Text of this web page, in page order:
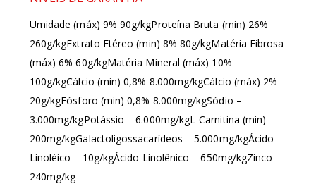
Umidade (máx) 9% 90g/kgProteína Bruta (min) 26%
260g/kgExtrato Etéreo (min) 8% 80g/kgMatéria Fibrosa
(máx) 6% 60g/kgMatéria Mineral (máx) 10%
100g/kgCálcio (min) 0,8% 8.000mg/kgCálcio (máx) 2%
20g/kgFósforo (min) 0,8% 8.000mg/kgSódio –
3.000mg/kgPotássio – 6.000mg/kgL-Carnitina (min) –
200mg/kgGalactoligossacarídeos – 5.000mg/kgÁcido
Linoléico – 10g/kgÁcido Linolênico – 650mg/kgZinco –
240mg/kg